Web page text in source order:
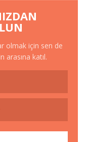
olmak için sen de
arasına katıl.